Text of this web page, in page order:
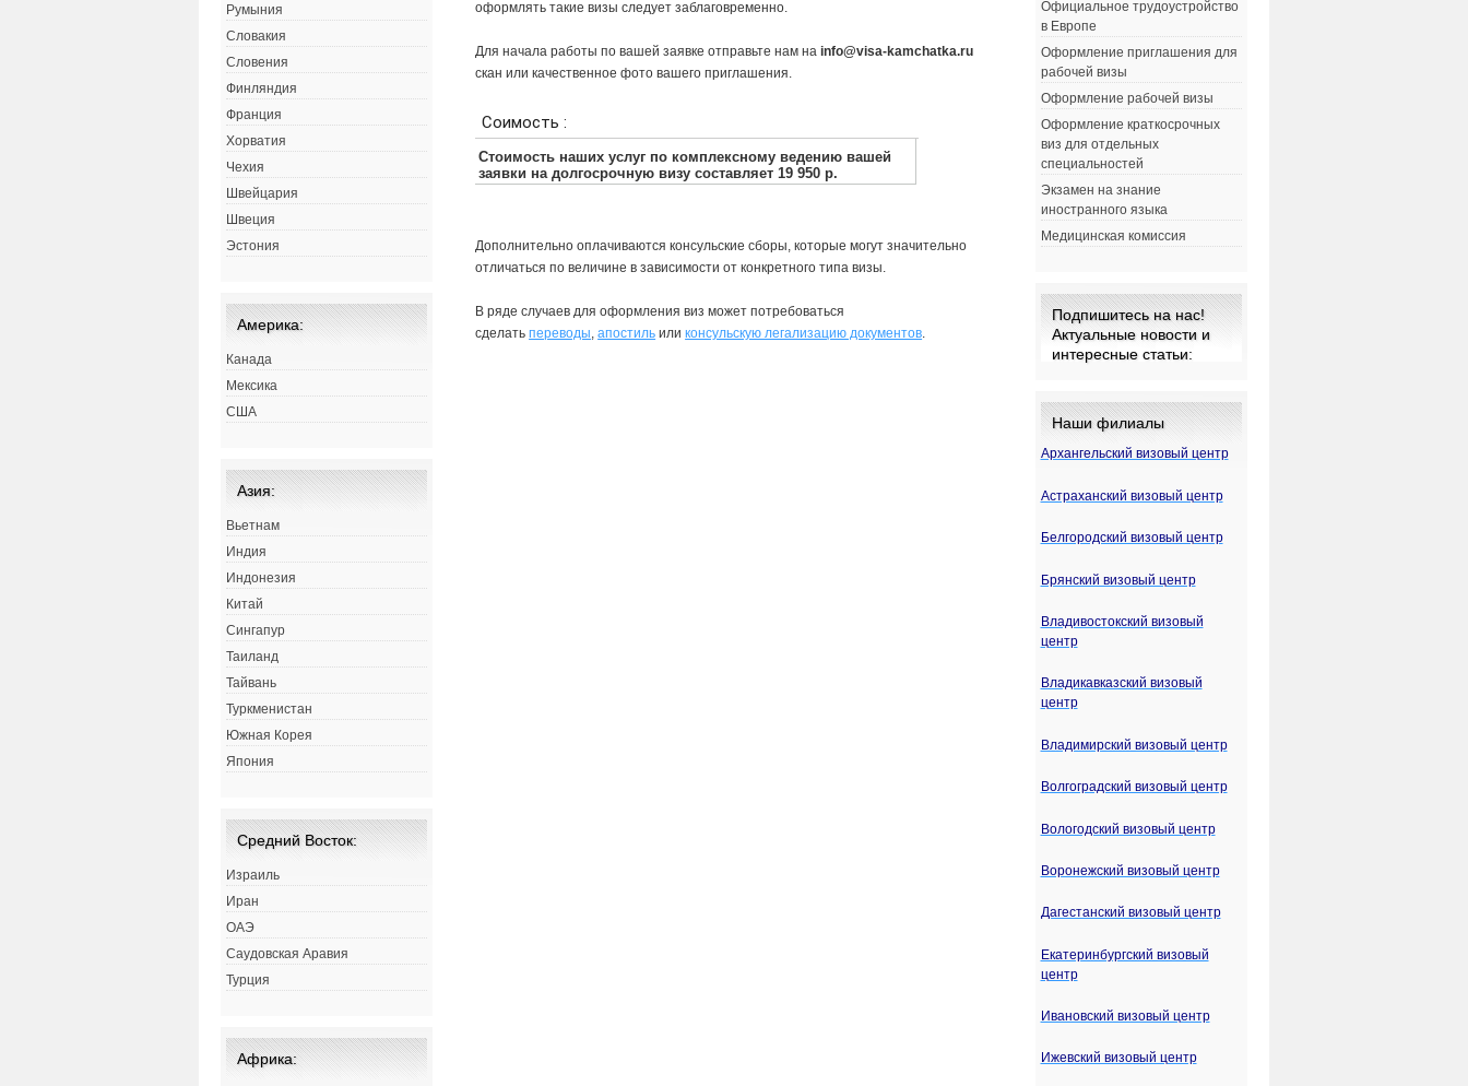
оформлять такие визы следует заблаговременно.
Для начала работы по вашей заявке отправьте нам наinfo@visa-kamchatka.ru
скан или качественное фото вашего приглашения.
Дополнительно оплачиваются консульские сборы, которые могут значительно
отличаться по величине в зависимости от конкретного типа визы.
В ряде случаев для оформления виз может потребоваться
сделатьпереводы,апостиль иликонсульскую легализацию документов.
Румыния
Словакия
Словения
Финляндия
Франция
Хорватия
Чехия
Швейцария
Швеция
Эстония
Америка:
Канада
Мексика
США
Азия:
Вьетнам
Индия
Индонезия
Китай
Сингапур
Таиланд
Тайвань
Туркменистан
Южная Корея
Япония
Средний Восток:
Израиль
Иран
ОАЭ
Саудовская Аравия
Турция
Африка:
Официальное трудоустройство
в Европе
Оформление приглашения для
рабочей визы
Оформление рабочей визы
Оформление краткосрочных
виз для отдельных
специальностей
Экзамен на знание
иностранного языка
Медицинская комиссия
Подпишитесь на нас!
Актуальные новости и
интересные статьи:
Наши филиалы
Архангельский визовый центр
Астраханский визовый центр
Белгородский визовый центр
Брянский визовый центр
Владивостокский визовый
центр
Владикавказский визовый
центр
Владимирский визовый центр
Волгоградский визовый центр
Вологодский визовый центр
Воронежский визовый центр
Дагестанский визовый центр
Екатеринбургский визовый
центр
Ивановский визовый центр
Ижевский визовый центр